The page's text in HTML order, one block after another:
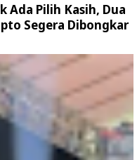
Ada Pilih Kasih, Dua
Segera Dibongkar